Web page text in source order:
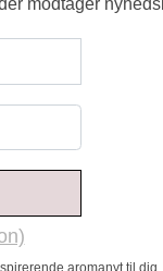
modtager
aromanyt til dig.